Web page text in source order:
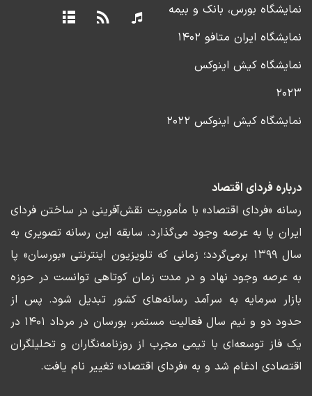
نمایشگاه بورس، بانک و بیمه
نمایشگاه ایران متافو ۱۴۰۲
نمایشگاه کیش اینوکس
۲۰۲۳
نمایشگاه کیش اینوکس ۲۰۲۲
درباره فردای اقتصاد
رسانه «فردای اقتصاد» با مأموریت نقش‌آفرینی در ساختن فردای
ایران پا به عرصه وجود می‌گذارد. سابقه این رسانه تصویری به
سال ۱۳۹۹ برمی‌گردد؛ زمانی که تلویزیون اینترنتی «بورسان» پا
به عرصه وجود نهاد و در مدت زمان کوتاهی توانست در حوزه
بازار سرمایه به سرآمد رسانه‌های کشور تبدیل شود. پس از
حدود دو و نیم سال فعالیت مستمر، بورسان در مرداد ۱۴۰۱ در
یک فاز توسعه‌ای با تیمی مجرب از روزنامه‌نگاران و تحلیلگران
اقتصادی ادغام شد و به «فردای اقتصاد» تغییر نام یافت.